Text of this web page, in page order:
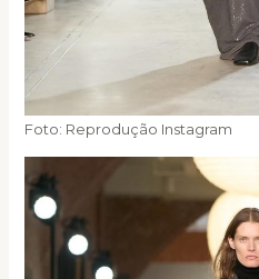
Foto: Reprodução Instagram